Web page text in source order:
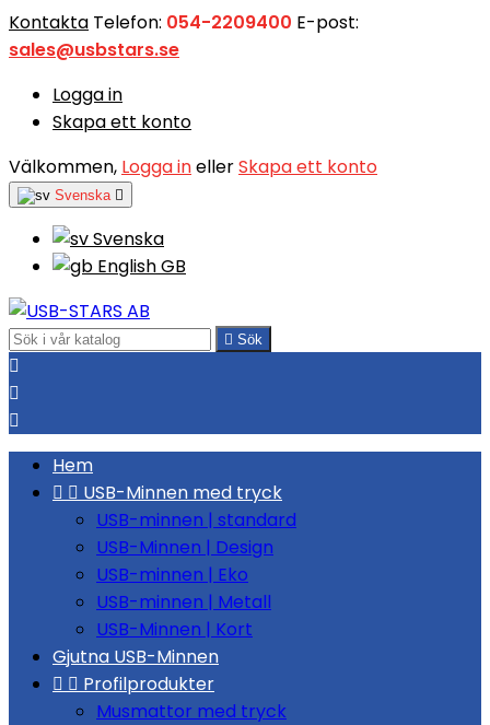
Kontakta Telefon: 054-2209400 E-post:
sales@usbstars.se
Logga in
Skapa ett konto
Välkommen, Logga inellerSkapa ett konto
Svenska 
Svenska
English GB
 Sök



Hem
  USB-Minnen med tryck
USB-minnen | standard
USB-Minnen | Design
USB-minnen | Eko
USB-minnen | Metall
USB-Minnen | Kort
Gjutna USB-Minnen
  Profilprodukter
Musmattor med tryck